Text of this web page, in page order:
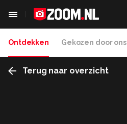
Ontdekken Gekozen door ons
Terug naar overzicht